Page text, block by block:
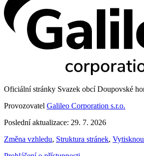
Oficiální stránky Svazek obcí Doupovské
Provozovatel Galileo Corporation s.r.o.
Poslední aktualizace: 29. 7. 2026
Změna vzhledu, Struktura stránek,